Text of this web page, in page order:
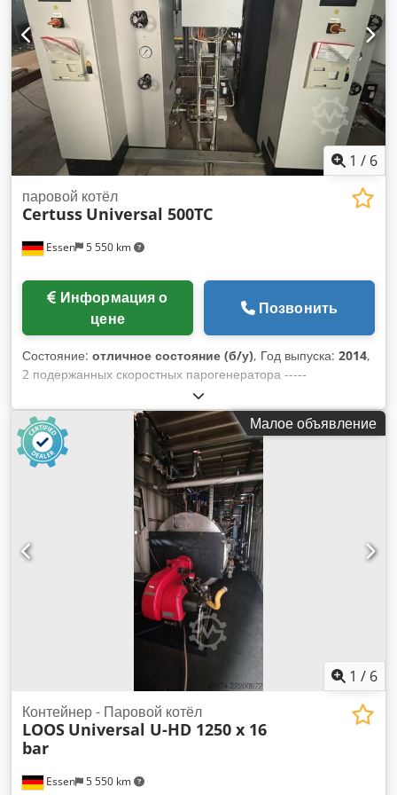
водонагревательный котел Viessmann VITOMAX 200 в
отличном состоянии, год выпуска 2011. В настоящее время
находится в консервационном состоянии, обработан
азотом. Производитель: Viessmann Модель: VITOMAX 200
Год выпуска: 2011 Тип: водонагревательный котел
Наработка: 361 час Если у вас возникнут дополнительные
вопросы или вам потребуется дополнительная
информация, пожалуйста, свяжитесь с нами, отправив
сообщение или позвонив. Иоан Мунтяну Cjdpfx Alezlc
Edjwsha
1 / 6
Essen 5 550 km
паровой котёл
Certuss Universal 500TC
цене
Позвонить
Состояние: отличное состояние (б/у), Год выпуска: 2014,
2 подержанных скоростных парогенератора -----
Производитель : CERTUSS Модель : Universal 500TC
Производительность : 500 кг/ч Максимальная тепловая
мощность: 364 кВт Chedpfxjzgvifs Alwoa Рабочее
избыточное давление : 10 бар Испытательное давление :
57 бар Объем воды прибл. : 42,9 л Знак СЕ : CE 0035 Год
выпуска : 2014 Оборудованы газовой горелкой Certuss,
газовым регулирующим участком, шкаф управления с
сенсорным экраном, установленный на корпусе котла,
питательный насос и имеющиеся грубые и тонкие
арматуры.
Малое объявление
1 / 6
Essen 5 550 km
Контейнер - Паровой котёл
LOOS Universal U-HD 1250 x 16
bar